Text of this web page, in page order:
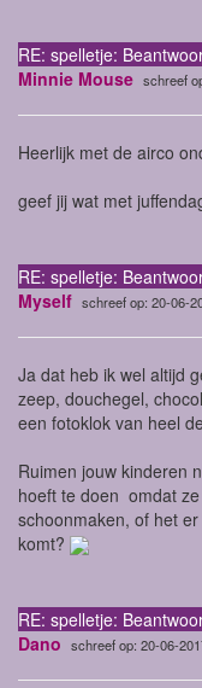
RE: spelletje:
Minnie Mouse schreef
Heerlijk met de airco
geef jij wat met
RE: spelletje:
Myself schreef op: 20-06-
Ja dat heb ik wel altijd
zeep, douchegel,
een fotoklok van heel
Ruimen jouw kinderen
hoeft te doen omdat
schoonmaken, of het
komt?
RE: spelletje:
Dano schreef op: 20-06-